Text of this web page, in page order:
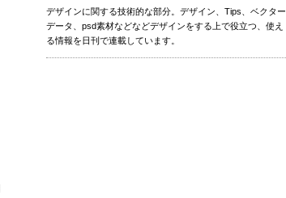
デザインに関する技術的な部分。デザイン、Tips、ベクター
データ、psd素材などなどデザインをする上で役立つ、使え
る情報を日刊で連載しています。